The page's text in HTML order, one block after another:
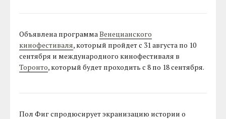
Объявлена программаВенецианского
кинофестиваля, который пройдет с 31 августа по 10
сентября и международного кинофестиваля в
Торонто, который будет проходить с 8 по 18 сентября.
Пол Фиг спродюсирует экранизацию истории о